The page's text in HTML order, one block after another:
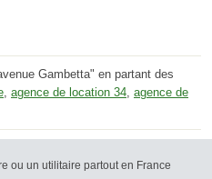
Gambetta" en partant des
, agence de location 34, agence de
ou un utilitaire partout en France